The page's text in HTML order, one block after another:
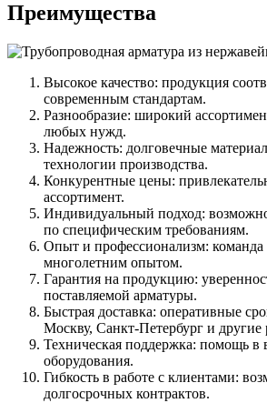
Преимущества
Высокое качество: продукция
современным стандартам.
Разнообразие: широкий
любых нужд.
Надежность: долговечные
технологии производства.
Конкурентные цены:
ассортимент.
Индивидуальный подход:
по специфическим требованиям.
Опыт и профессионализм: команда
многолетним опытом.
Гарантия на продукцию:
поставляемой арматуры.
Быстрая доставка: оперативные
Москву, Санкт-Петербург и
Техническая поддержка: помощь в
оборудования.
Гибкость в работе с клиентами:
долгосрочных контрактов.